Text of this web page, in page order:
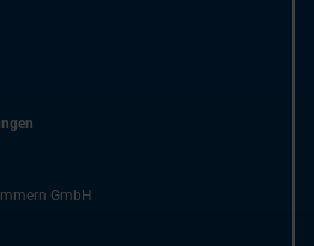
GmbH